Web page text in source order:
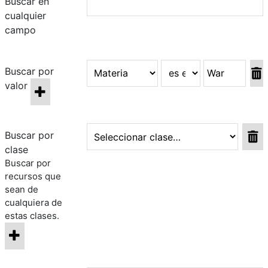
cualquier
campo
Buscar por
valor
Buscar por
clase
Buscar por
recursos que
sean de
cualquiera de
estas clases.